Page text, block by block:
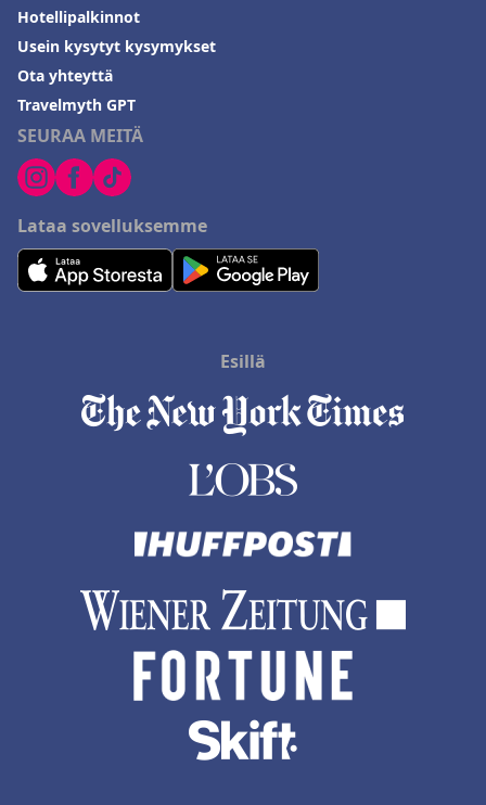
SEURAA MEITÄ
Lataa sovelluksemme
Hotellipalkinnot
Usein kysytyt kysymykset
Ota yhteyttä
Travelmyth GPT
Esillä